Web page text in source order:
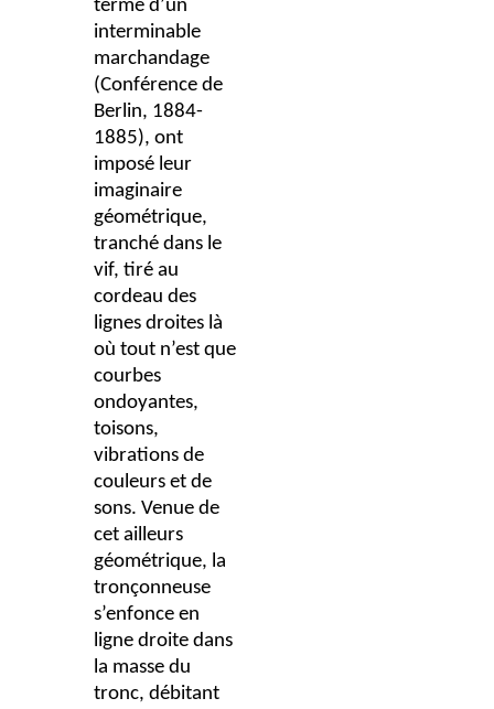
terme d’un
interminable
marchandage
(Conférence de
Berlin, 1884-
1885), ont
imposé leur
imaginaire
géométrique,
tranché dans le
vif, tiré au
cordeau des
lignes droites là
où tout n’est que
courbes
ondoyantes,
toisons,
vibrations de
couleurs et de
sons. Venue de
cet ailleurs
géométrique, la
tronçonneuse
s’enfonce en
ligne droite dans
la masse du
tronc, débitant